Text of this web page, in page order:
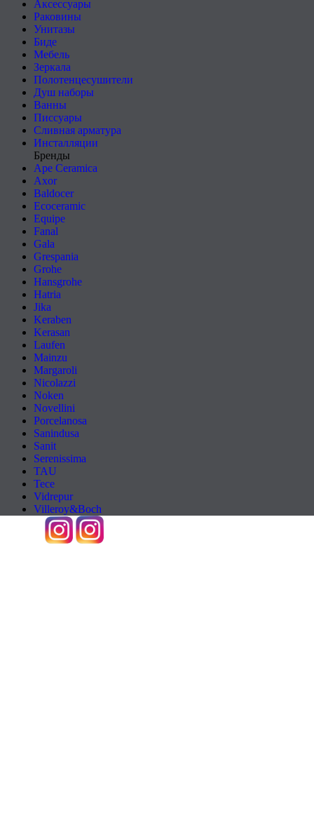
Аксессуары
Раковины
Унитазы
Биде
Мебель
Зеркала
Полотенцесушители
Душ наборы
Ванны
Писсуары
Сливная арматура
Инсталляции
Бренды
Ape Ceramica
Axor
Baldocer
Ecoceramic
Equipe
Fanal
Gala
Grespania
Grohe
Hansgrohe
Hatria
Jika
Keraben
Kerasan
Laufen
Mainzu
Margaroli
Nicolazzi
Noken
Novellini
Porcelanosa
Sanindusa
Sanit
Serenissima
TAU
Tece
Vidrepur
Villeroy&Boch